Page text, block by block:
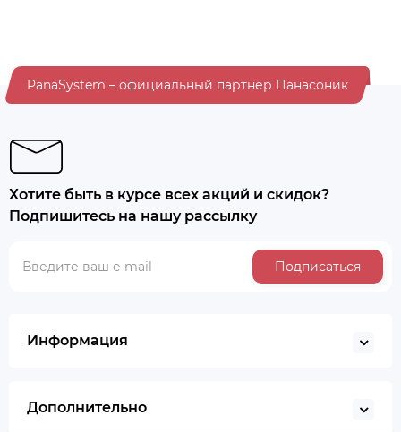
PanaSystem – официальный партнер Панасоник
Хотите быть в курсе всех акций и скидок?
Подпишитесь на нашу рассылку
Подписаться
Информация
Дополнительно